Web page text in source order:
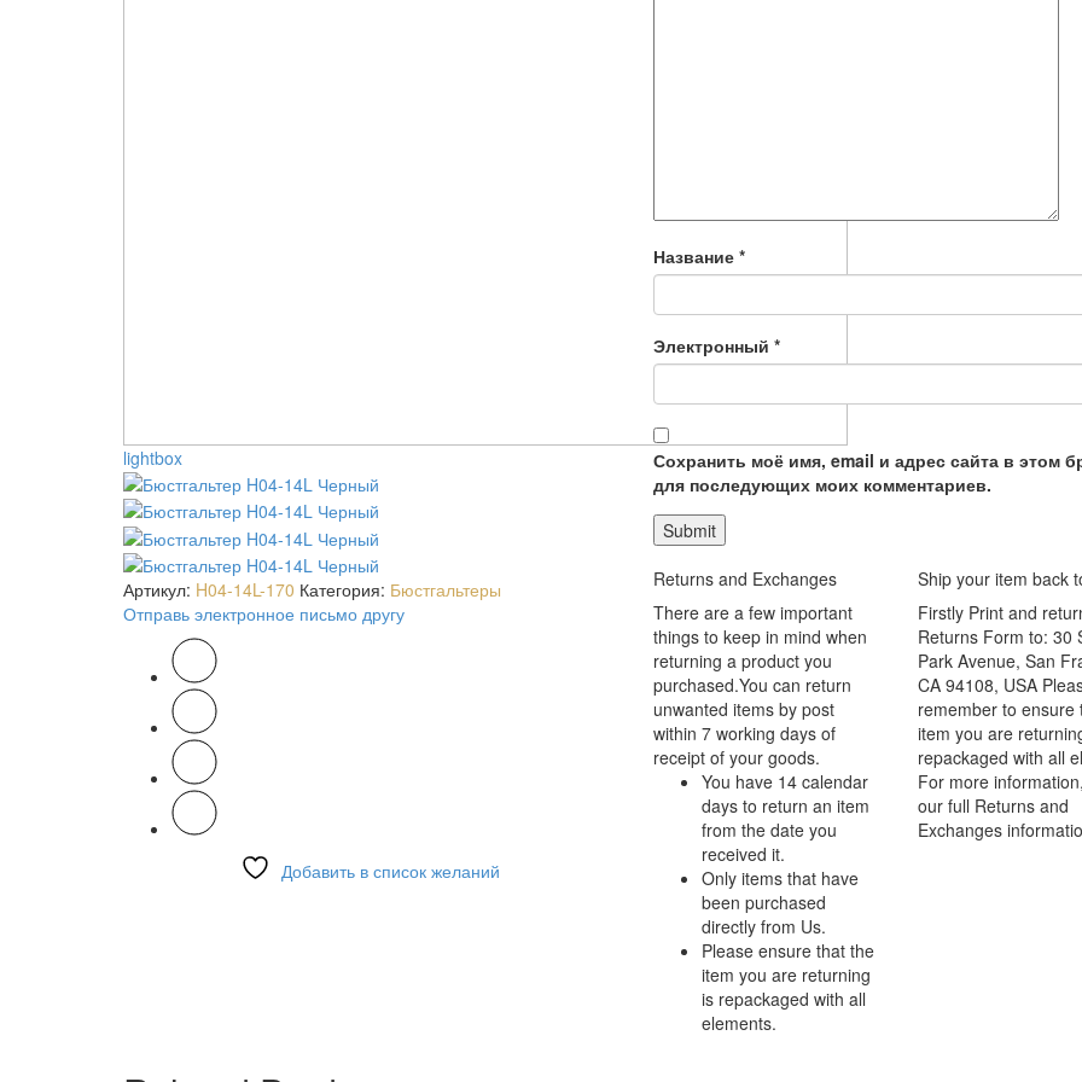
lightbox
Артикул: H04-14L-170 Категория: Бюстгальтеры
Отправь электронное письмо другу
Добавить в список желаний
Название *
Электронный *
Сохранить моё имя, email и адрес сайта в этом
для последующих моих комментариев.
Returns and Exchanges
There are a few important
things to keep in mind when
returning a product you
purchased.You can return
unwanted items by post
within 7 working days of
receipt of your goods.
You have 14 calendar
days to return an item
from the date you
received it.
Only items that have
been purchased
directly from Us.
Please ensure that the
item you are returning
is repackaged with all
elements.
Ship your item back
Firstly Print and
Returns Form to: 30
Park Avenue, San
CA 94108, USA
remember to ensure
item you are
repackaged with all
For more
our full Returns and
Exchanges